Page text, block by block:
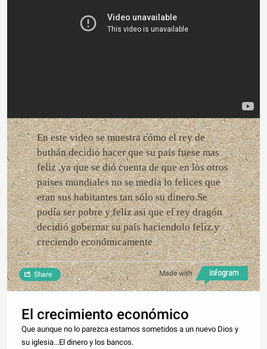
En este video se muestra cómo el rey de
buthán decidió hacer que su país fuese mas
feliz ,ya que se dió cuenta de que en los otros
paises mundiales no se media lo felices que
eran sus habitantes tan sólo su dinero.Se
podía ser pobre y feliz asi que el rey dragón
decidió gobernar su país haciendolo feliz y
creciendo económicamente
Made with
Share
El crecimiento económico
Que aunque no lo parezca estamos sometidos a un nuevo Dios y
su iglesia...El dinero y los bancos.